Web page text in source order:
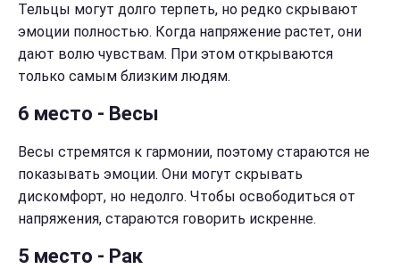
Тельцы могут долго терпеть, но редко скрывают
эмоции полностью. Когда напряжение растет, они
дают волю чувствам. При этом открываются
только самым близким людям.
6 место - Весы
Весы стремятся к гармонии, поэтому стараются не
показывать эмоции. Они могут скрывать
дискомфорт, но недолго. Чтобы освободиться от
напряжения, стараются говорить искренне.
5 место - Рак